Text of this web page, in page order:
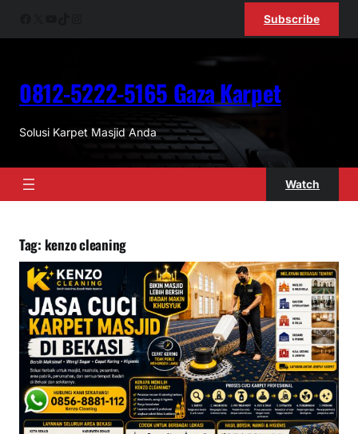
Subscribe
0812-5222-5165 Gaza Karpet
Solusi Karpet Masjid Anda
Watch
Tag: kenzo cleaning